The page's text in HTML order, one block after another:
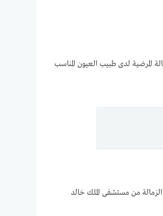
لدى طبيب العيون المناسب
من مستشفى الملك خالد